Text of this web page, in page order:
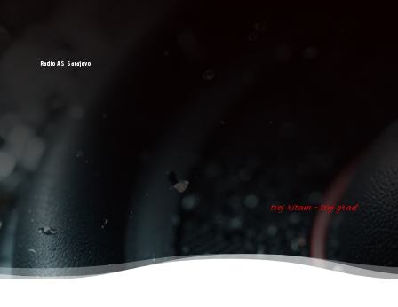
Radio AS Sarajevo
tvoj ritam - tvoj grad